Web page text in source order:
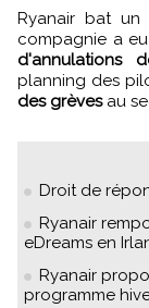
Ryanair bat
compagnie a
d'annulations
planning des
des grèvesau
Droit de
Ryanair
eDreams en
Ryanair
programme